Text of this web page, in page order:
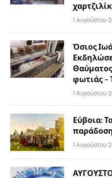
1 Αυγούστου
Όσιος
φωτιάς –
1 Αυγούστου
Εύβοια:
1 Αυγούστου